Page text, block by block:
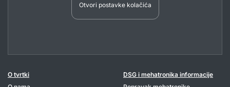
Otvori postavke kolačića
O tvrtki
DSG i mehatronika informacije